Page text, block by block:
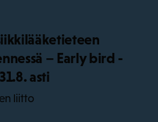
– Early bird -
asti
liitto